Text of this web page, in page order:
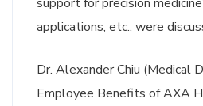
applications, etc., were
Dr. Alexander Chiu (Medical
Employee Benefits of AXA